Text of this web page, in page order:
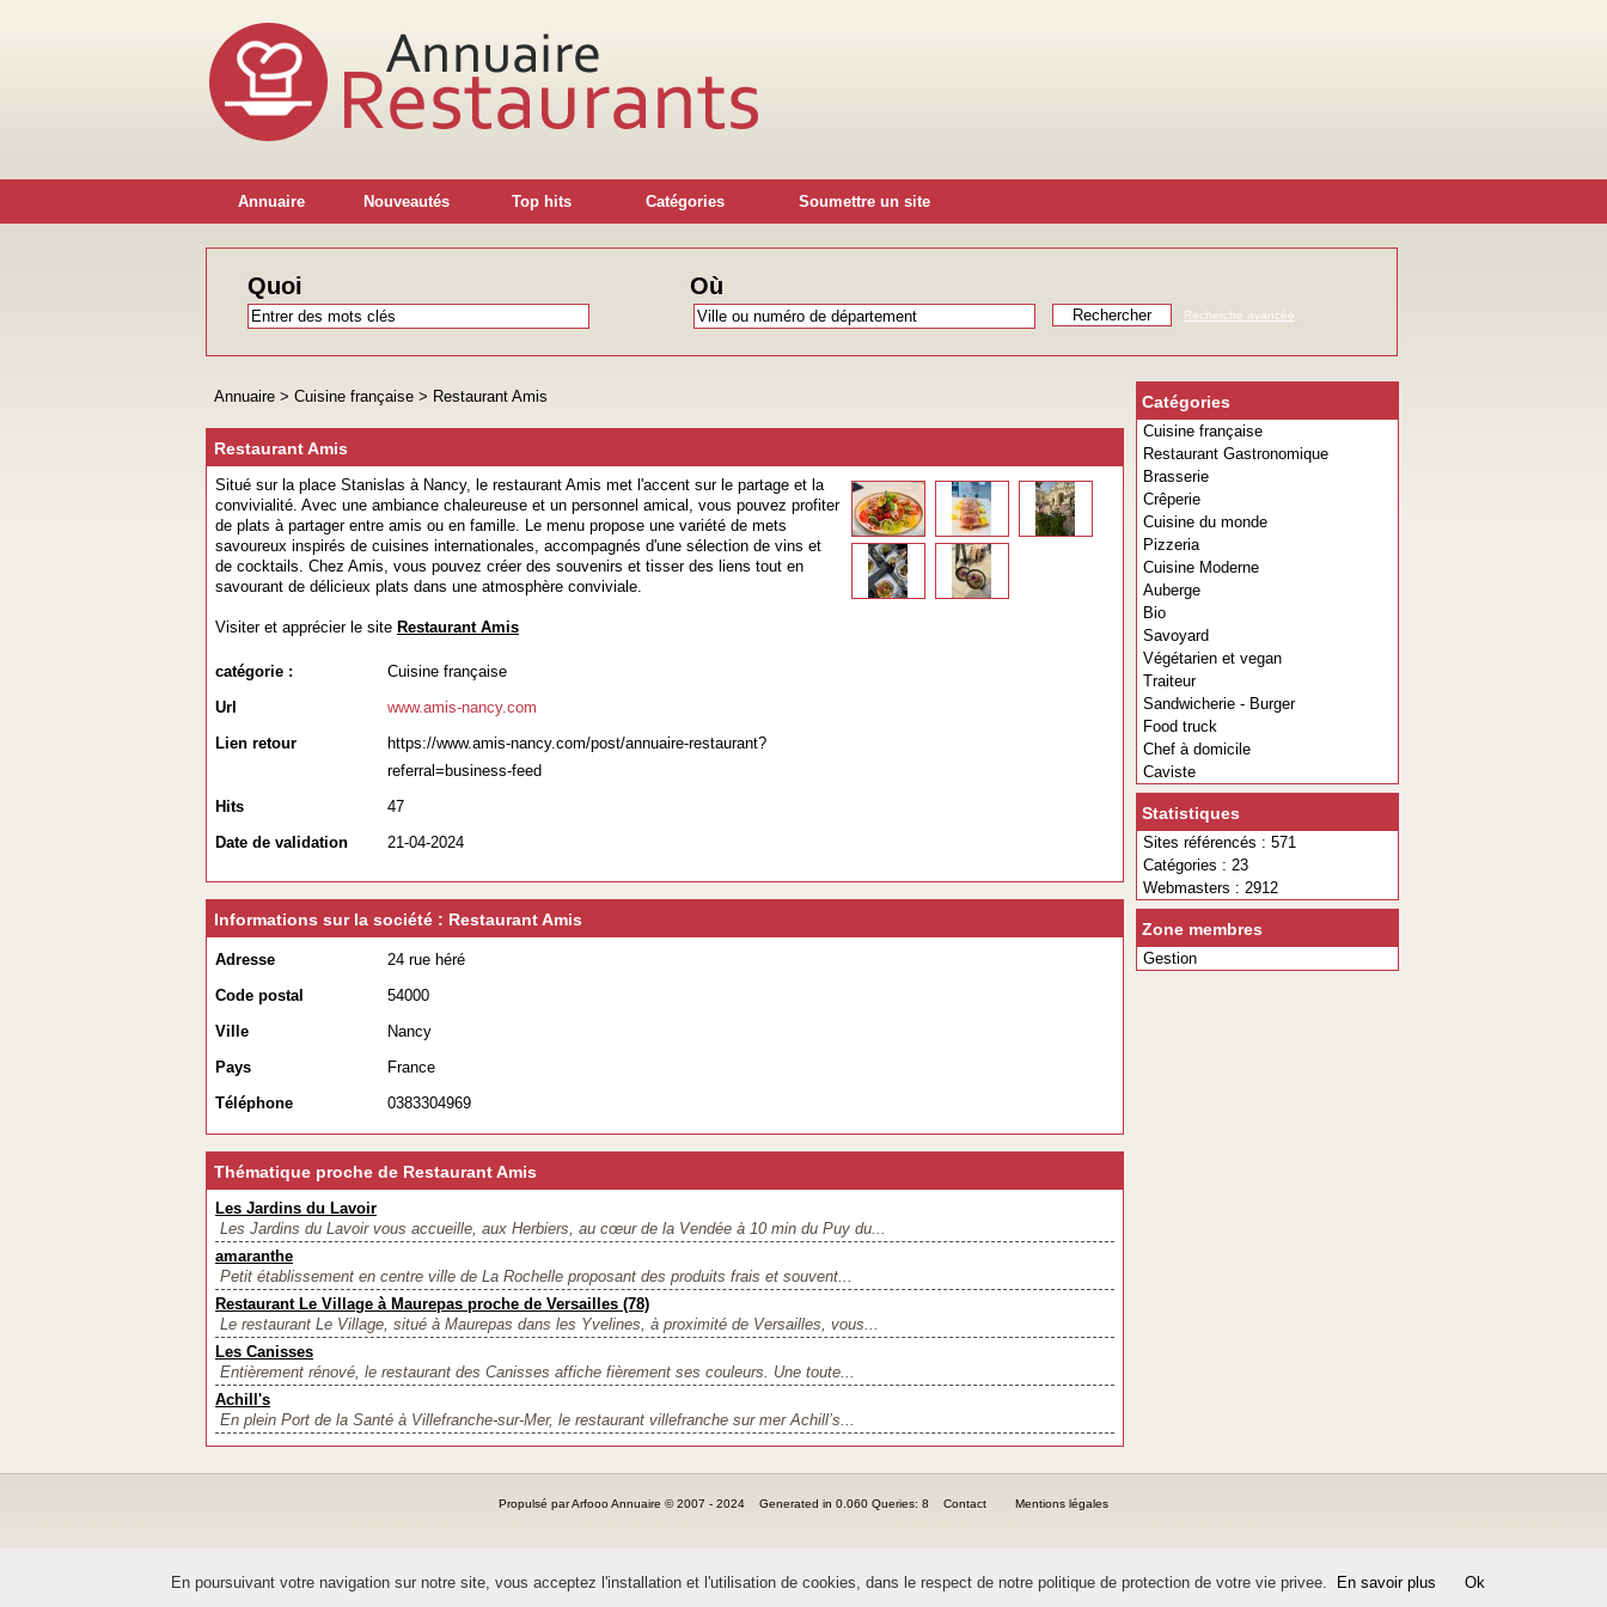
Annuaire Nouveautés Top hits Catégories Soumettre un site
Quoi Où
Recherche avancée
Catégories
Cuisine française
Restaurant Gastronomique
Brasserie
Crêperie
Cuisine du monde
Pizzeria
Cuisine Moderne
Auberge
Bio
Savoyard
Végétarien et vegan
Traiteur
Sandwicherie - Burger
Food truck
Chef à domicile
Caviste
Statistiques
Sites référencés : 571
Catégories : 23
Webmasters : 2912
Zone membres
Gestion
Annuaire > Cuisine française > Restaurant Amis
Restaurant Amis
Situé sur la place Stanislas à Nancy, le restaurant Amis met l'accent sur le partage et la
convivialité. Avec une ambiance chaleureuse et un personnel amical, vous pouvez profiter
de plats à partager entre amis ou en famille. Le menu propose une variété de mets
savoureux inspirés de cuisines internationales, accompagnés d'une sélection de vins et
de cocktails. Chez Amis, vous pouvez créer des souvenirs et tisser des liens tout en
savourant de délicieux plats dans une atmosphère conviviale.
Visiter et apprécier le site Restaurant Amis
catégorie :
Cuisine française
Url
www.amis-nancy.com
Lien retour
https://www.amis-nancy.com/post/annuaire-restaurant?
referral=business-feed
Hits
47
Date de validation
21-04-2024
Informations sur la société : Restaurant Amis
Adresse
24 rue héré
Code postal
54000
Ville
Nancy
Pays
France
Téléphone
0383304969
Thématique proche de Restaurant Amis
Les Jardins du Lavoir
Les Jardins du Lavoir vous accueille, aux Herbiers, au cœur de la Vendée à 10 min du Puy du...
amaranthe
Petit établissement en centre ville de La Rochelle proposant des produits frais et souvent...
Restaurant Le Village à Maurepas proche de Versailles (78)
Le restaurant Le Village, situé à Maurepas dans les Yvelines, à proximité de Versailles, vous...
Les Canisses
Entièrement rénové, le restaurant des Canisses affiche fièrement ses couleurs. Une toute...
Achill's
En plein Port de la Santé à Villefranche-sur-Mer, le restaurant villefranche sur mer Achill’s...
Propulsé par Arfooo Annuaire © 2007 - 2024 Generated in 0.060 Queries: 8 Contact Mentions légales
En poursuivant votre navigation sur notre site, vous acceptez l'installation et l'utilisation de cookies, dans le respect de notre politique de protection de votre vie privee. En savoir plus Ok